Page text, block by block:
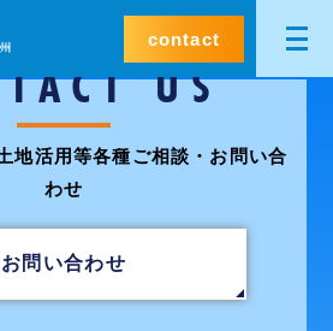
contact
US
地活用等各種ご相談・お問い合
わせ
お問い合わせ